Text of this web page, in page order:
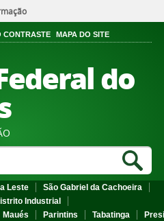
CONTRASTE MAPA DO SITE
do
Leste
São Gabriel da Cachoeira
Industrial
Maués Parintins Tabatinga